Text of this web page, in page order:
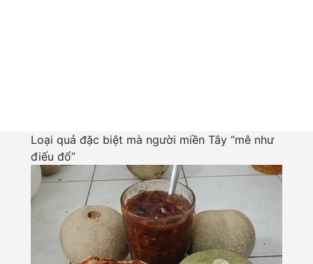
Loại quả đặc biệt mà người miền Tây “mê như
điếu đổ”